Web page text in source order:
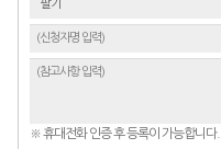
※ 휴대전화 인증 후 등록이 가능합니다.